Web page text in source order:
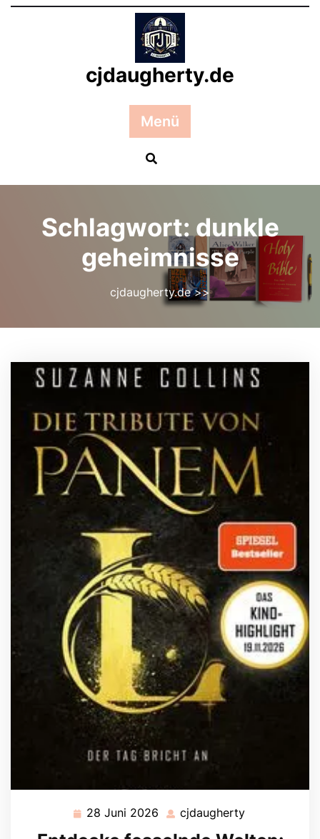
Zum
cjdaugherty.de
Menü
Schlagwort: dunkle
geheimnisse
cjdaugherty.de>>
28 Juni 2026 28
Juni
cjdaugherty